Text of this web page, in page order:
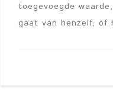
toegevoegde
gaat van henzelf, of